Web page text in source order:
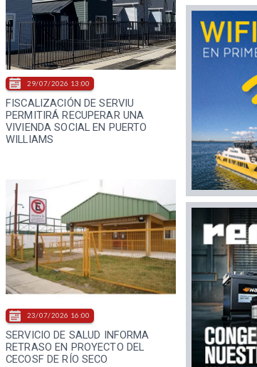
FISCALIZACIÓN DE SERVIU
PERMITIRÁ RECUPERAR UNA
VIVIENDA SOCIAL EN PUERTO
WILLIAMS
29/07/2026 13:00
SERVICIO DE SALUD INFORMA
RETRASO EN PROYECTO DEL
CECOSF DE RÍO SECO
23/07/2026 16:00